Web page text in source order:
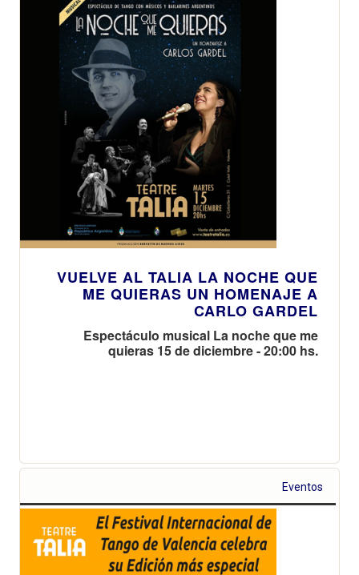
VUELVE AL TALIA LA NOCHE QUE
ME QUIERAS UN HOMENAJE A
CARLO GARDEL
Espectáculo musical La noche que me
quieras 15 de diciembre - 20:00 hs.
Eventos